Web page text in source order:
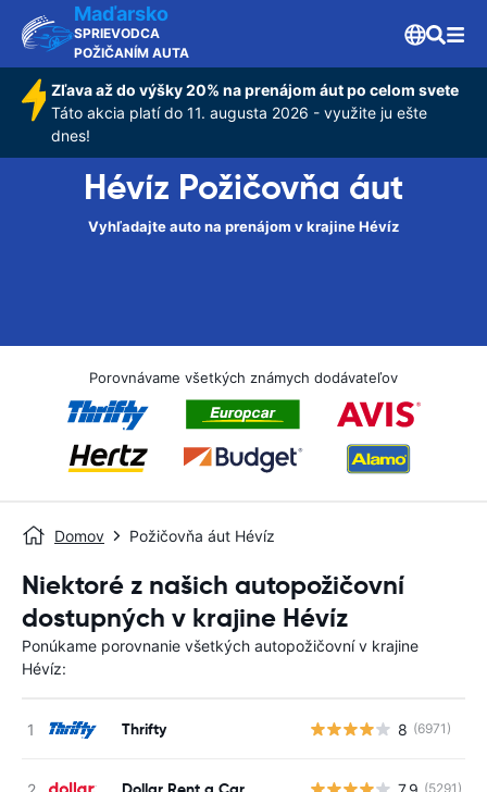
Maďarsko
SPRIEVODCA
POŽIČANÍM AUTA
Zľava až do výšky 20% na prenájom áut po celom svete
Táto akcia platí do 11. augusta 2026 - využite ju ešte
dnes!
Hévíz Požičovňa áut
Vyhľadajte auto na prenájom v krajine Hévíz
Porovnávame všetkých známych dodávateľov
Domov Požičovňa áut Hévíz
Niektoré z našich autopožičovní
dostupných v krajine Hévíz
Ponúkame porovnanie všetkých autopožičovní v krajine
Hévíz:
Thrifty 8 (6971)
(5291)